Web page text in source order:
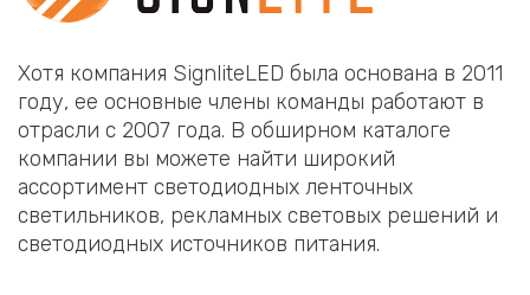
Хотя компания SignliteLED была основана в 2011
году, ее основные члены команды работают в
отрасли с 2007 года. В обширном каталоге
компании вы можете найти широкий
ассортимент светодиодных ленточных
светильников, рекламных световых решений и
светодиодных источников питания.